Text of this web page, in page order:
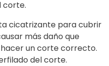
corte.
cicatrizante para cubrir
más daño que
un corte correcto.
del corte.